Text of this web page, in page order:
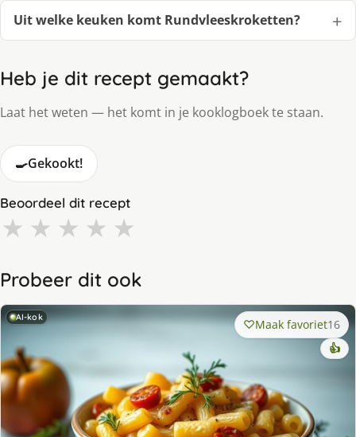
Uit welke keuken komt Rundvleeskroketten?
Heb je dit recept gemaakt?
Laat het weten — het komt in je kooklogboek te staan.
🍳Gekookt!
Beoordeel dit recept
★ ★ ★ ★ ★
Probeer dit ook
AI-kok Maak favoriet16
👍